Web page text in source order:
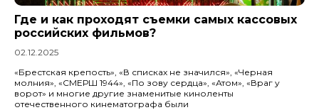
Где и как проходят съемки самых кассовых
российских фильмов?
02.12.2025
«Брестская крепость», «В списках не значился», «Черная
молния», «СМЕРШ 1944», «По зову сердца», «Атом», «Враг у
ворот» и многие другие знаменитые киноленты
отечественного кинематографа были